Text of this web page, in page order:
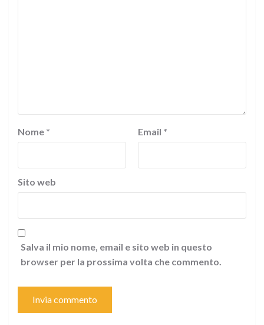
Nome * Email *
Sito web
Salva il mio nome, email e sito web in questo
browser per la prossima volta che commento.